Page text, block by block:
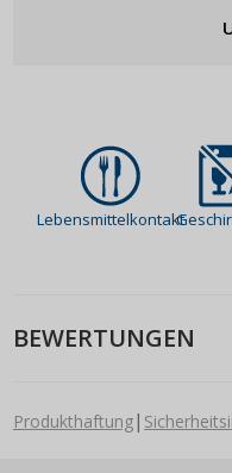
Lebensmittelkontakt
BEWERTUNGEN
Produkthaftung|